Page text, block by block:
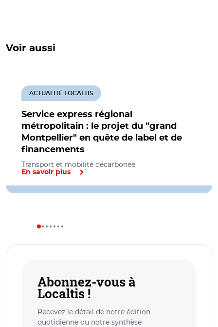
Voir aussi
Service express régional
métropolitain : le projet du "grand
Montpellier" en quête de label et de
financements
ACTUALITÉ LOCALTIS
Transport et mobilité décarbonée
En savoir plus
Abonnez-vous à
Localtis !
Recevez le détail de notre édition
quotidienne ou notre synthèse